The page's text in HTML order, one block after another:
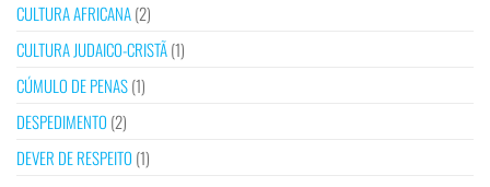
CULTURA AFRICANA(2)
CULTURA JUDAICO-CRISTÃ(1)
CÚMULO DE PENAS(1)
DESPEDIMENTO (2)
DEVER DE RESPEITO (1)